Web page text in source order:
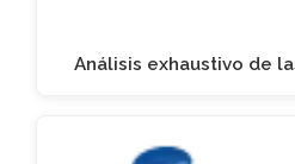
Análisis exhaustivo de